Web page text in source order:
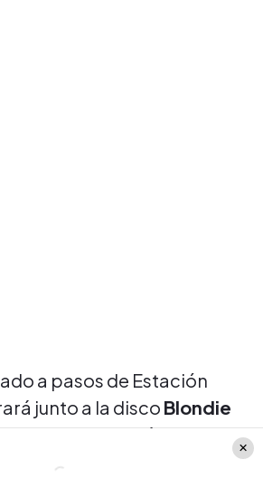
a pasos de Estación
junto a la disco Blondie
año. Con clásicos de
presentación de la banda